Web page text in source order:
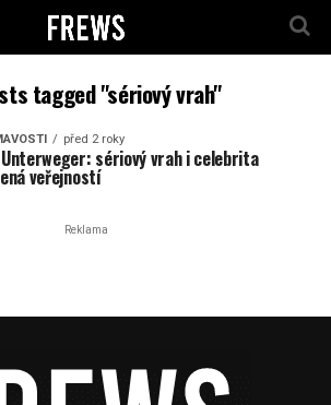
tagged "sériový vrah"
před 2 roky
sériový vrah i celebrita
veřejností
Reklama